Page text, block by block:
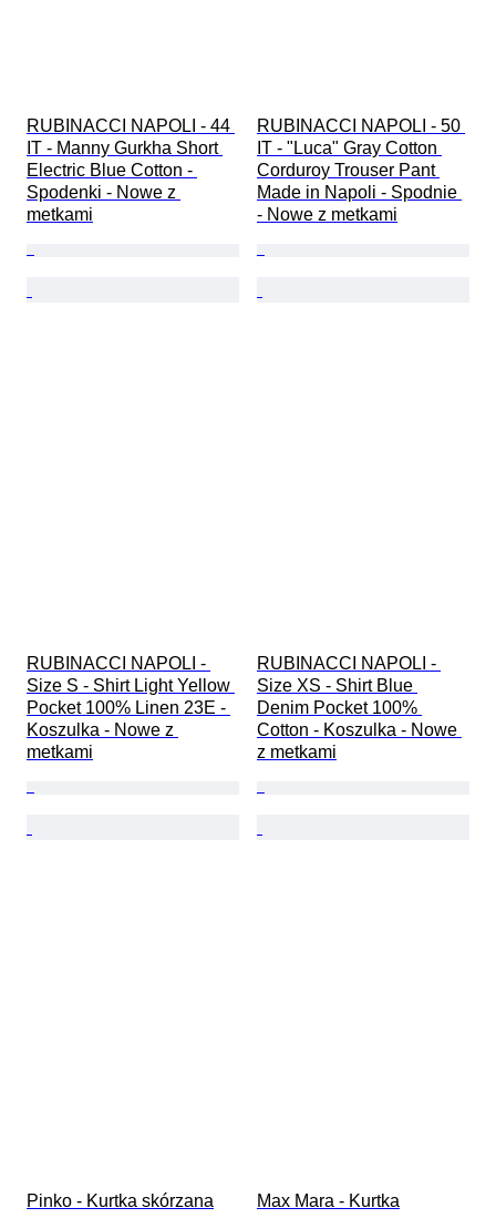
RUBINACCI NAPOLI - 44
IT - Manny Gurkha Short
Electric Blue Cotton -
Spodenki - Nowe z
metkami
RUBINACCI NAPOLI - 50
IT - "Luca" Gray Cotton
Corduroy Trouser Pant
Made in Napoli - Spodnie
- Nowe z metkami
RUBINACCI NAPOLI -
Size S - Shirt Light Yellow
Pocket 100% Linen 23E -
Koszulka - Nowe z
metkami
RUBINACCI NAPOLI -
Size XS - Shirt Blue
Denim Pocket 100%
Cotton - Koszulka - Nowe
z metkami
Pinko - Kurtka skórzana Max Mara - Kurtka